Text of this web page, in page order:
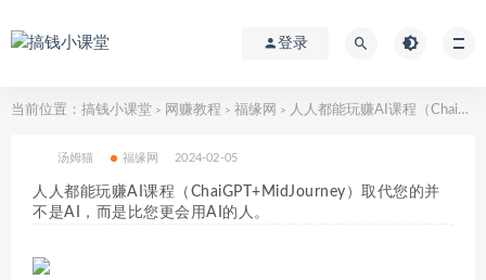
登录
当前位置： 搞钱小课堂 > 网赚教程 > 福缘网 > 人人都能玩赚AI课程（ChaiGPT+MidJourney）取代您的并不是AI，而是比您更会用AI的人。
汤姆猫 福缘网 2024-02-05
人人都能玩赚AI课程（ChaiGPT+MidJourney）取代您的并
不是AI，而是比您更会用AI的人。